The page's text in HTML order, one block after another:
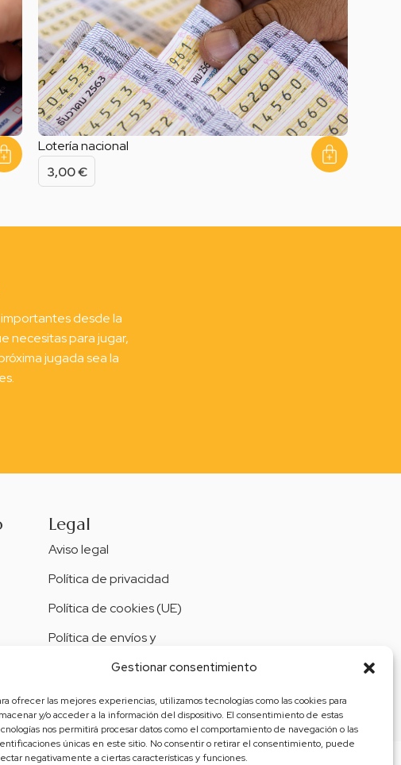
Gestionar consentimiento
ofrecer las mejores experiencias, utilizamos tecnologías como las cookies para
y/o acceder a la información del dispositivo. El consentimiento de estas
nos permitirá procesar datos como el comportamiento de navegación o las
únicas en este sitio. No consentir o retirar el consentimiento, puede
negativamente a ciertas características y funciones.
Lotería nacional
3,00€
desde la
necesitas para jugar,
jugada sea la
Legal
Aviso legal
Política de privacidad
Política de cookies (UE)
Política de envíos y